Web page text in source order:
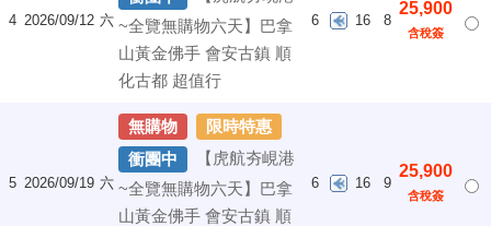
4 2026/09/12 六 ~全覽無購物六天】巴拿
山黃金佛手 會安古鎮 順
化古都 超值行
6 16 8
25,900
含稅簽
5 2026/09/19 六
無購物
限時特惠
衝團中
【虎航夯峴港
~全覽無購物六天】巴拿
山黃金佛手 會安古鎮 順
6 16 9
25,900
含稅簽